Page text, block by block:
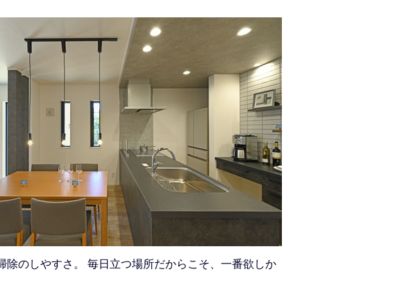
のしやすさ。 毎日立つ場所だからこそ、一番欲しか